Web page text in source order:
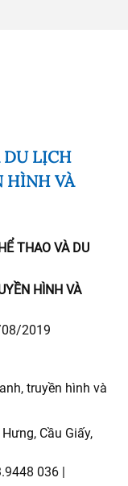
DU LỊCH
HÌNH VÀ
THAO VÀ DU
HÌNH VÀ
08/2019
truyền hình và
Cầu Giấy,
036 |